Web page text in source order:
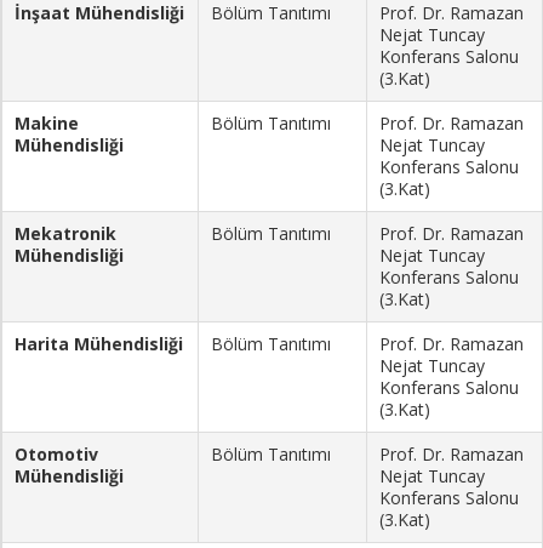
İnşaat Mühendisliği
Bölüm Tanıtımı
Prof. Dr. Ramazan
Nejat Tuncay
Konferans Salonu
(3.Kat)
Makine
Mühendisliği
Bölüm Tanıtımı
Prof. Dr. Ramazan
Nejat Tuncay
Konferans Salonu
(3.Kat)
Mekatronik
Mühendisliği
Bölüm Tanıtımı
Prof. Dr. Ramazan
Nejat Tuncay
Konferans Salonu
(3.Kat)
Harita Mühendisliği
Bölüm Tanıtımı
Prof. Dr. Ramazan
Nejat Tuncay
Konferans Salonu
(3.Kat)
Otomotiv
Mühendisliği
Bölüm Tanıtımı
Prof. Dr. Ramazan
Nejat Tuncay
Konferans Salonu
(3.Kat)